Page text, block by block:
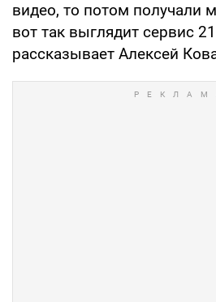
видео, то потом получали
вот так выглядит сервис
рассказывает Алексей